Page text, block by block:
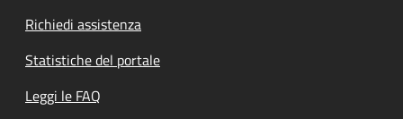
Richiedi assistenza
Statistiche del portale
Leggi le FAQ